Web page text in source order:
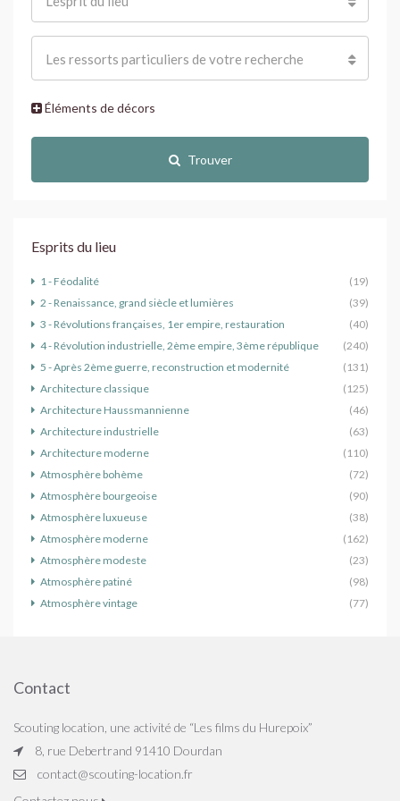
Les ressorts particuliers de votre recherche
Éléments de décors
Trouver
Esprits du lieu
1 - Féodalité
(19)
2 - Renaissance, grand siècle et lumières
(39)
3 - Révolutions françaises, 1er empire, restauration
(40)
4 - Révolution industrielle, 2ème empire, 3ème république
(240)
5 - Après 2ème guerre, reconstruction et modernité
(131)
Architecture classique
(125)
Architecture Haussmannienne
(46)
Architecture industrielle
(63)
Architecture moderne
(110)
Atmosphère bohème
(72)
Atmosphère bourgeoise
(90)
Atmosphère luxueuse
(38)
Atmosphère moderne
(162)
Atmosphère modeste
(23)
Atmosphère patiné
(98)
Atmosphère vintage
(77)
Contact
Scouting location, une activité de “Les films du Hurepoix”
8, rue Debertrand 91410 Dourdan
contact@scouting-location.fr